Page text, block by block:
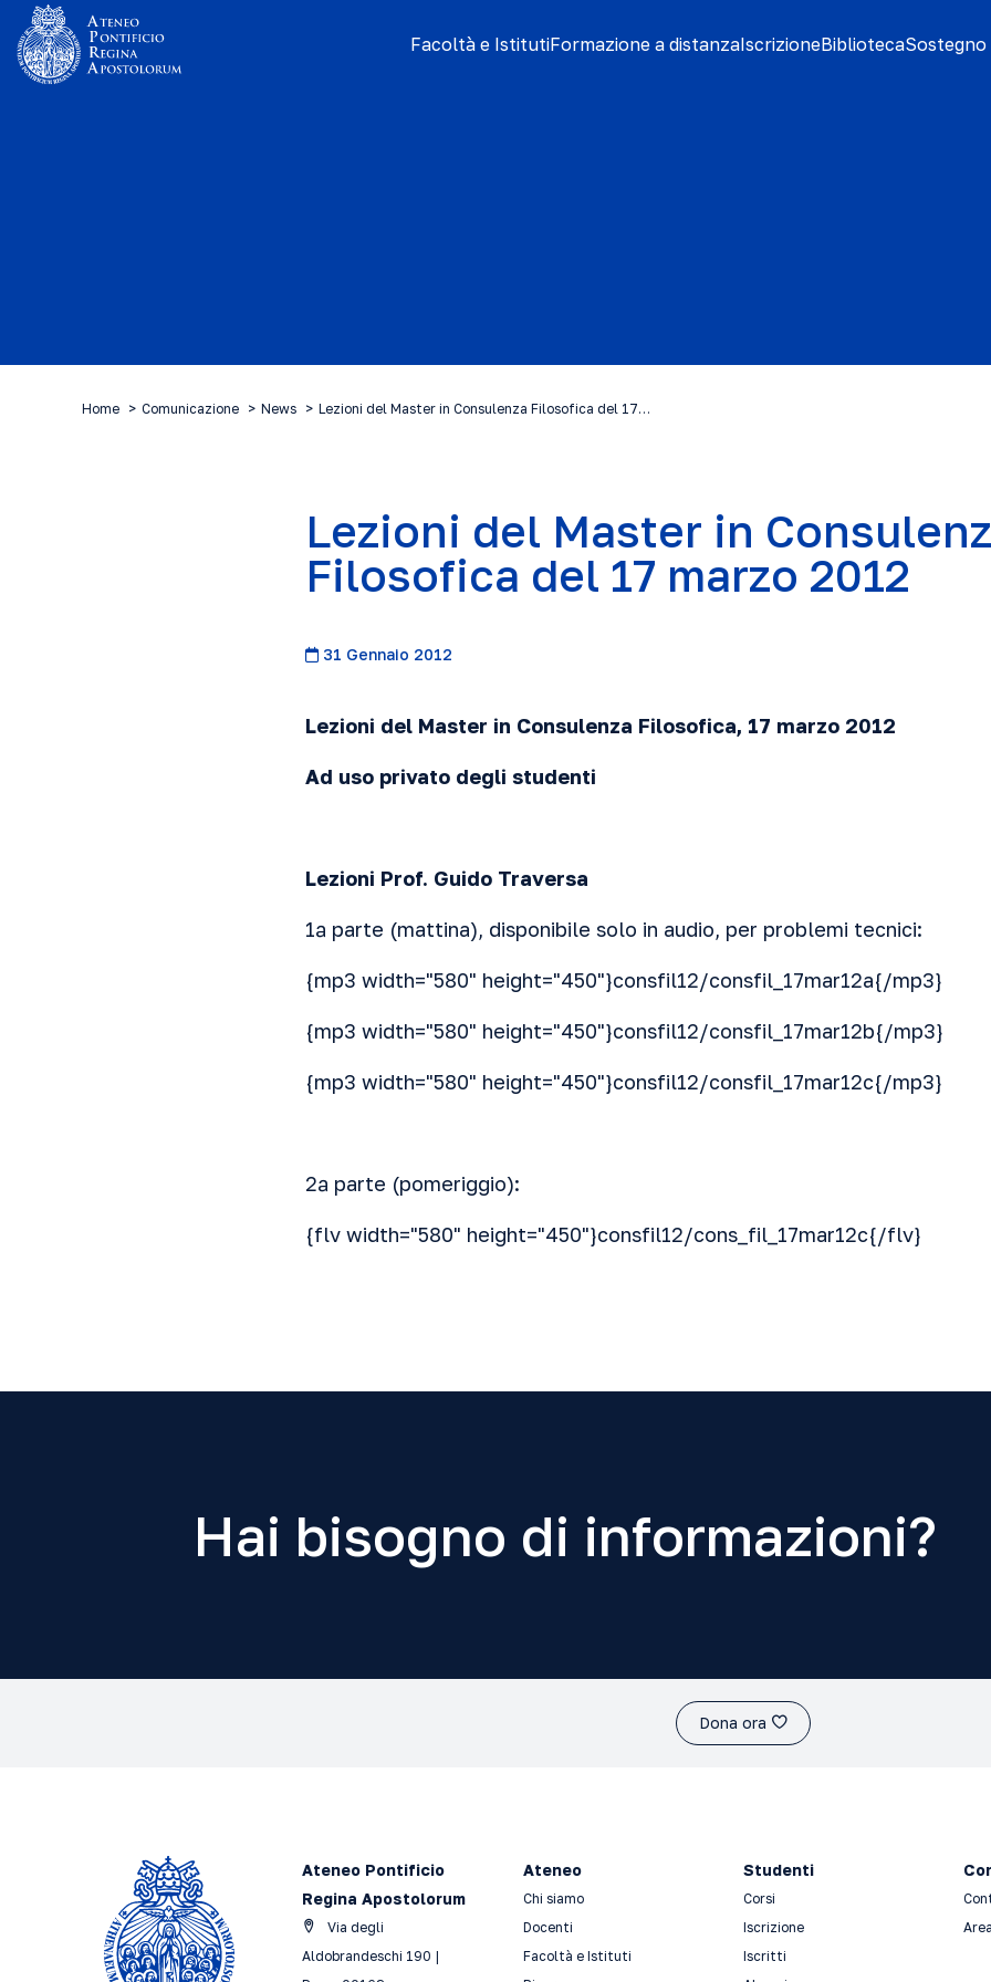
Facoltà e IstitutiFormazione a distanzaIscrizioneBiblioteca
Home Comunicazione News Lezioni del Master in Consulenza Filosofica del 17…
Lezioni del Master in
Filosofica del 17 marzo 2012
31 Gennaio 2012
Lezioni del Master in Consulenza Filosofica, 17 marzo 2012
Ad uso privato degli studenti
Lezioni Prof. Guido Traversa
1ª parte (mattina), disponibile solo in audio, per problemi tecnici:
{mp3 width="580" height="450"}consfil12/consfil_17mar12a{/mp3}
{mp3 width="580" height="450"}consfil12/consfil_17mar12b{/mp3}
{mp3 width="580" height="450"}consfil12/consfil_17mar12c{/mp3}
2ª parte (pomeriggio):
{flv width="580" height="450"}consfil12/cons_fil_17mar12c{/flv}
Hai bisogno di informazioni?
Dona ora
Ateneo Pontificio
Regina Apostolorum
Via degli
Aldobrandeschi 190 |
Ateneo
Chi siamo
Docenti
Facoltà e Istituti
Studenti
Corsi
Iscrizione
Iscritti